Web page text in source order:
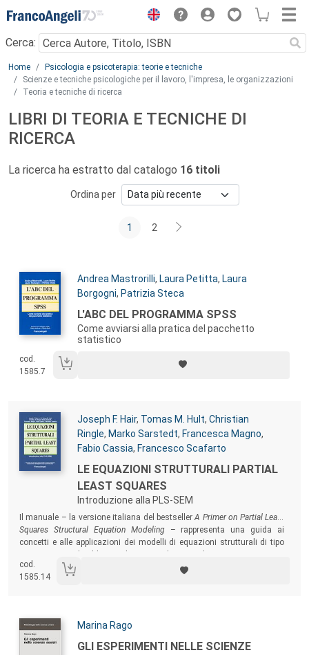
Menu
Cerca:
Main content
Home
Psicologia e psicoterapia: teorie e tecniche
Scienze e tecniche psicologiche per il lavoro, l'impresa, le organizzazioni
Teoria e tecniche di ricerca
LIBRI DI TEORIA E TECNICHE DI
RICERCA
La ricerca ha estratto dal catalogo 16 titoli
Ordina per
1 2
Autori:
Andrea Mastrorilli, Laura Petitta, Laura
Borgogni, Patrizia Steca
Titolo:
L'ABC DEL PROGRAMMA SPSS
Come avviarsi alla pratica del pacchetto
statistico
cod.
1585.7
Autori:
Joseph F. Hair, Tomas M. Hult, Christian
Ringle, Marko Sarstedt, Francesca Magno,
Fabio Cassia, Francesco Scafarto
Titolo:
LE EQUAZIONI STRUTTURALI PARTIAL
LEAST SQUARES
Introduzione alla PLS-SEM
Sommario:
Il manuale – la versione italiana del bestsellerA Primer on Partial Least
Squares Structural Equation Modeling– rappresenta una guida ai
concetti e alle applicazioni dei modelli di equazioni strutturali di tipo
in autonomia questo metodo.
cod.
1585.14
Autori:
Marina Rago
Titolo:
GLI ESPERIMENTI NELLE SCIENZE